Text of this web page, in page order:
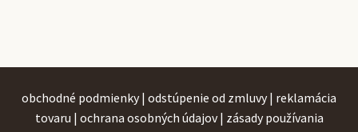
obchodné podmienky | odstúpenie od zmluvy | reklamácia
tovaru | ochrana osobných údajov | zásady používania